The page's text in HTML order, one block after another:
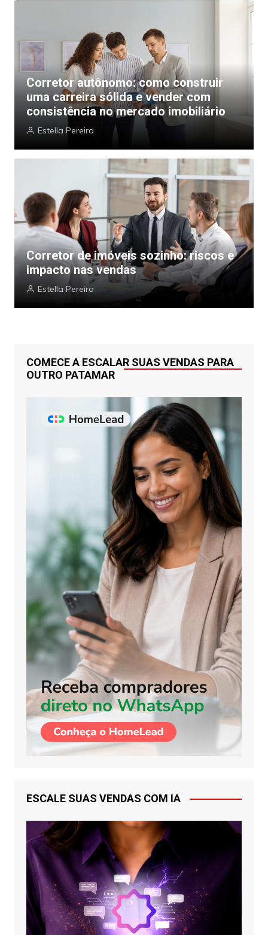
Corretor autônomo: como construir
uma carreira sólida e vender com
consistência no mercado imobiliário
Estella Pereira
Corretor de imóveis sozinho: riscos e
impacto nas vendas
Estella Pereira
COMECE A ESCALAR SUAS VENDAS PARA
OUTRO PATAMAR
ESCALE SUAS VENDAS COM IA